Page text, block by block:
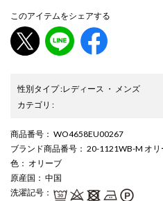
このアイテムをシェアする
性別タイプ:レディース ・ メンズ
カテゴリ :
商品番号 ： WO4658EU00267
ブランド商品番号 ： 20-1121WB-M オ
色 ： オリーブ
原産国 ： 中国
洗濯記号 ：